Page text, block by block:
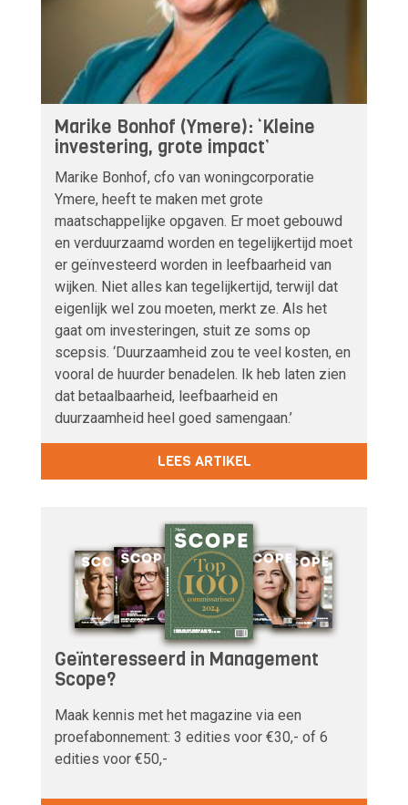
Marike Bonhof (Ymere): ‘Kleine
investering, grote impact’
Marike Bonhof, cfo van woningcorporatie
Ymere, heeft te maken met grote
maatschappelijke opgaven. Er moet gebouwd
en verduurzaamd worden en tegelijkertijd moet
er geïnvesteerd worden in leefbaarheid van
wijken. Niet alles kan tegelijkertijd, terwijl dat
eigenlijk wel zou moeten, merkt ze. Als het
gaat om investeringen, stuit ze soms op
scepsis. ‘Duurzaamheid zou te veel kosten, en
vooral de huurder benadelen. Ik heb laten zien
dat betaalbaarheid, leefbaarheid en
duurzaamheid heel goed samengaan.’
LEES ARTIKEL
Geïnteresseerd in Management
Scope?
Maak kennis met het magazine via een
proefabonnement: 3 edities voor €30,- of 6
edities voor €50,-